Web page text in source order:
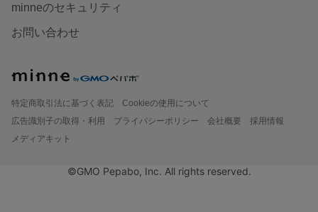
minneのセキュリティ
お問い合わせ
特定商取引法に基づく表記
Cookieの使用について
広告識別子の取得・利用
プライバシーポリシー 会社概要
採用情報
メディアキット
©GMO Pepabo, Inc. All rights reserved.